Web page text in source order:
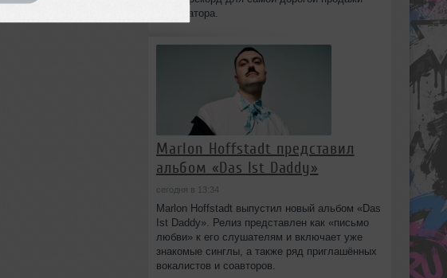
синтезатора.
Marlon Hoffstadt представил
альбом «Das Ist Daddy»
сегодня в 13:34
Marlon Hoffstadt выпустил новый альбом «Das
Ist Daddy». Релиз представлен как «письмо
любви» к его слушателям и включает уже
знакомые синглы, а также ряд приглашённых
вокалистов и соавторов.